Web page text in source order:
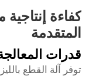
كفاءة
المتقدمة
قدرات
توفر آلة القطع